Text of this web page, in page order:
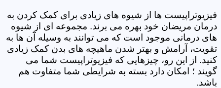
فیزیوتراپیست ها از شیوه های زیادی برای کمک کردن به
درمان مریضان خود بهره می برند. مجموعه ای از شیوه
های درمانی موجود است که می توانند به وسیله آن ها به
تقویت، آرامش و بهتر شدن ماهیچه های بدن کمک زیادی
کنید. از این رو، چیزهایی که فیزیوتراپیست شما می
گویند ؛ امکان دارد بسته به شرایطی شما متفاوت هم
باشد.